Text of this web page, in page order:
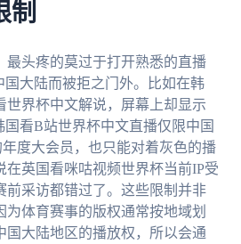
制
最头疼的莫过于打开熟悉的直播
国大陆而被拒之门外。比如在韩
世界杯中文解说，屏幕上却显示
国看B站世界杯中文直播仅限中国
度大会员，也只能对着灰色的播
在英国看咪咕视频世界杯当前IP受
前采访都错过了。这些限制并非
体育赛事的版权通常按地域划
国大陆地区的播放权，所以会通